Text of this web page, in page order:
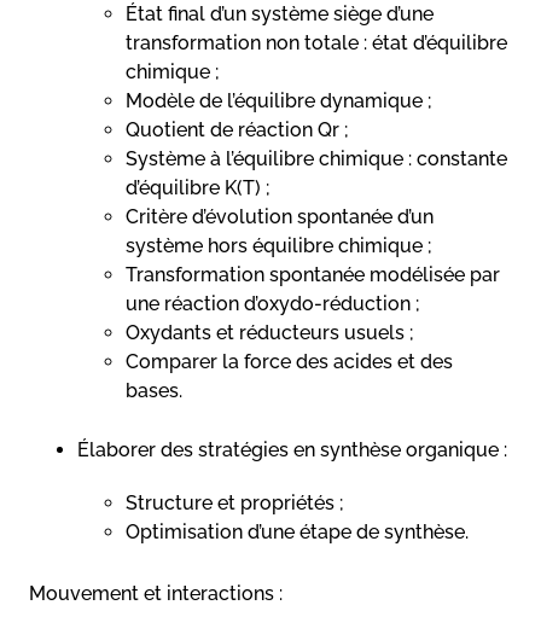
État final d’un système siège d’une
transformation non totale : état d’équilibre
chimique ;
Modèle de l’équilibre dynamique ;
Quotient de réaction Qr ;
Système à l’équilibre chimique : constante
d’équilibre K(T) ;
Critère d’évolution spontanée d’un
système hors équilibre chimique ;
Transformation spontanée modélisée par
une réaction d’oxydo-réduction ;
Oxydants et réducteurs usuels ;
Comparer la force des acides et des
bases.
Élaborer des stratégies en synthèse organique :
Structure et propriétés ;
Optimisation d’une étape de synthèse.
Mouvement et interactions :